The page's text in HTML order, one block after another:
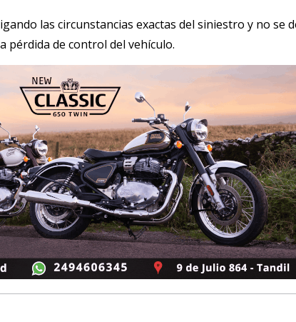
las circunstancias exactas del siniestro y no se
pérdida de control del vehículo.